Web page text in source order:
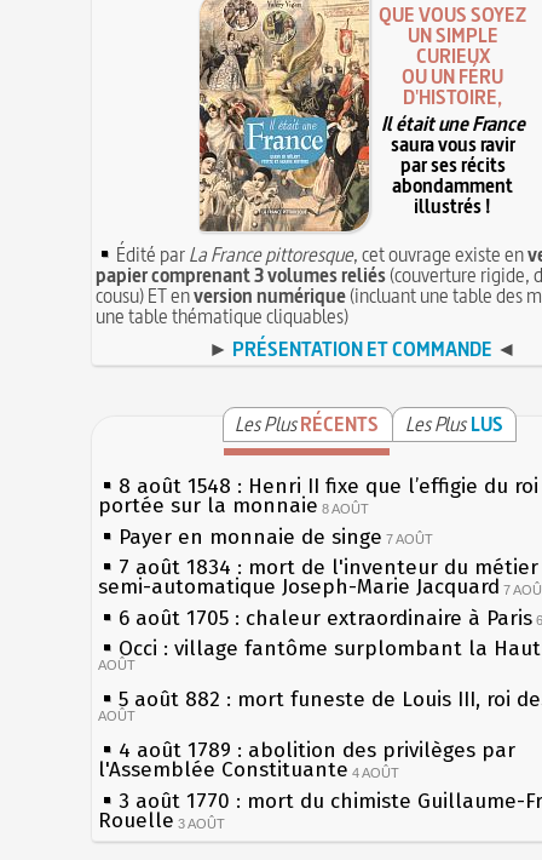
QUE VOUS SOYEZ
UN SIMPLE
CURIEUX
OU UN FÉRU
D'HISTOIRE,
Il était une France
saura vous ravir
par ses récits
abondamment
illustrés !
Édité parLa France pittoresque, cet ouvrage existe en
papier comprenant 3 volumes reliés(couverture rigide,
cousu) ET enversion numérique(incluant une table des
une table thématique cliquables)
► PRÉSENTATION ET COMMANDE ◄
Les PlusRÉCENTS Les Plus LUS
8 août 1548 : Henri II fixe que l’effigie du
portée sur la monnaie 8 AOÛT
Payer en monnaie de singe 7 AOÛT
7 août 1834 : mort de l'inventeur du
semi-automatique Joseph-Marie Jacquard 7
6 août 1705 : chaleur extraordinaire à Paris
Occi : village fantôme surplombant la
AOÛT
5 août 882 : mort funeste de Louis III, roi
AOÛT
4 août 1789 : abolition des privilèges par
l'Assemblée Constituante 4 AOÛT
3 août 1770 : mort du chimiste Guillaume-
Rouelle 3 AOÛT
Musée Jean de La Fontaine : réouverture